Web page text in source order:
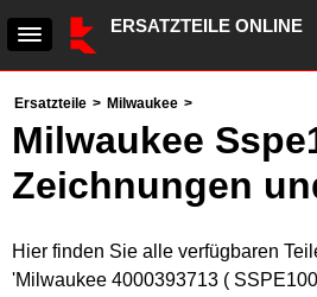
ERSATZTEILE ONLINE
Ersatzteile > Milwaukee >
Milwaukee
Zeichnungen
Hier finden Sie alle verfügbaren
'Milwaukee 4000393713 (